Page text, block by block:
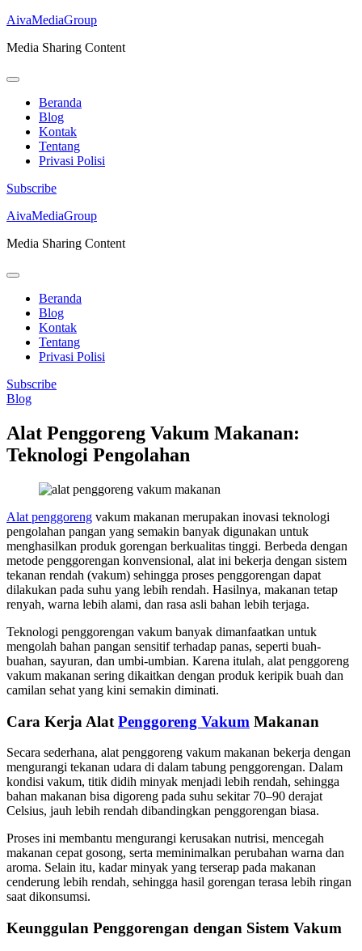
AivaMediaGroup
Media Sharing Content
Beranda
Blog
Kontak
Tentang
Privasi Polisi
Subscribe
Lompat
konten
Enter)
AivaMediaGroup
Media Sharing Content
Beranda
Blog
Kontak
Tentang
Privasi Polisi
Subscribe
Blog
Alat Penggoreng Vakum Makanan:
Teknologi Pengolahan
Alat penggoreng vakum makanan merupakan inovasi teknologi
pengolahan pangan yang semakin banyak digunakan untuk
menghasilkan produk gorengan berkualitas tinggi. Berbeda dengan
metode penggorengan konvensional, alat ini bekerja dengan sistem
tekanan rendah (vakum) sehingga proses penggorengan dapat
dilakukan pada suhu yang lebih rendah. Hasilnya, makanan tetap
renyah, warna lebih alami, dan rasa asli bahan lebih terjaga.
Teknologi penggorengan vakum banyak dimanfaatkan untuk
mengolah bahan pangan sensitif terhadap panas, seperti buah-
buahan, sayuran, dan umbi-umbian. Karena itulah, alat penggoreng
vakum makanan sering dikaitkan dengan produk keripik buah dan
camilan sehat yang kini semakin diminati.
Cara Kerja Alat Penggoreng Vakum Makanan
Secara sederhana, alat penggoreng vakum makanan bekerja dengan
mengurangi tekanan udara di dalam tabung penggorengan. Dalam
kondisi vakum, titik didih minyak menjadi lebih rendah, sehingga
bahan makanan bisa digoreng pada suhu sekitar 70–90 derajat
Celsius, jauh lebih rendah dibandingkan penggorengan biasa.
Proses ini membantu mengurangi kerusakan nutrisi, mencegah
makanan cepat gosong, serta meminimalkan perubahan warna dan
aroma. Selain itu, kadar minyak yang terserap pada makanan
cenderung lebih rendah, sehingga hasil gorengan terasa lebih ringan
saat dikonsumsi.
Keunggulan Penggorengan dengan Sistem Vakum